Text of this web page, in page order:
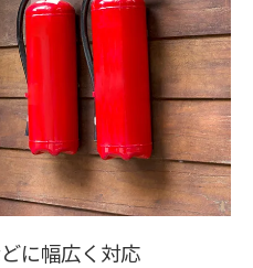
に幅広く対応